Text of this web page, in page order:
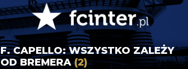
F. CAPELLO: WSZYSTKO ZALEŻY
OD BREMERA(2)